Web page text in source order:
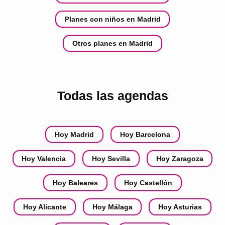
Planes con niños en Madrid
Otros planes en Madrid
Todas las agendas
Hoy Madrid Hoy Barcelona
Hoy Valencia Hoy Sevilla Hoy Zaragoza
Hoy Baleares Hoy Castellón
Hoy Alicante Hoy Málaga Hoy Asturias